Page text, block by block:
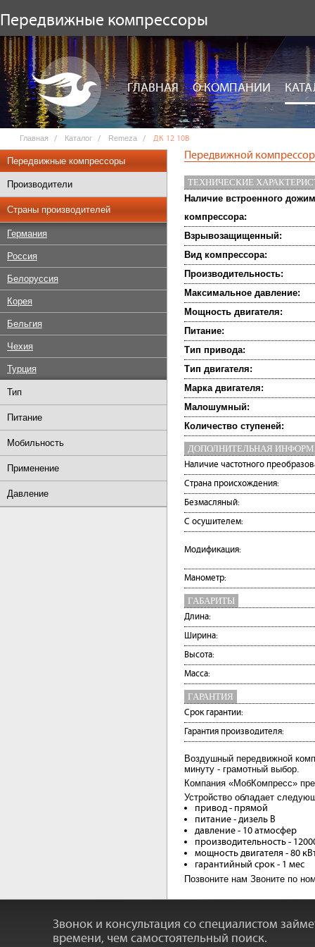
Передвижные компрессоры
ГЛАВНАЯ О КОМПАНИИ
Главная Каталог Remeza ДК 12 10В
Передвижные компрессоры
Производители
Страны производителей
Германия
Россия
Белоруссия
Корея
Бельгия
Чехия
Турция
Тип
Питание
Мобильность
Применение
Давление
Передвижной
ТЕХНИЧЕСКИЕ
Наличие встроенного
компрессора:
Взрывозащищенный:
Вид компрессора:
Производительность:
Максимальное давление:
Мощность двигателя:
Питание:
Тип привода:
Тип двигателя:
Марка двигателя:
Малошумный:
Количество ступеней:
ДОПОЛНИТЕЛЬНАЯ
Наличие частотного
Страна происхождения:
Безмасляный:
С осушителем:
Модификация:
Манометр:
ГАБАРИТЫ
Длина:
Ширина:
Высота:
Масса:
ГАРАНТИЯ
Срок гарантии:
Гарантия производителя:
Воздушный передвижной
минуту - грамотный выбор.
Компания «МобКомпресс»
Устройство обладает
привод - прямой
питание - дизель В
давление - 10 атмосфер
производительность -
мощность двигателя - 80
гарантийный срок - 1 мес
Позвоните нам Звоните по
Звонок и консультация со специалистом
времени, чем самостоятельный поиск.